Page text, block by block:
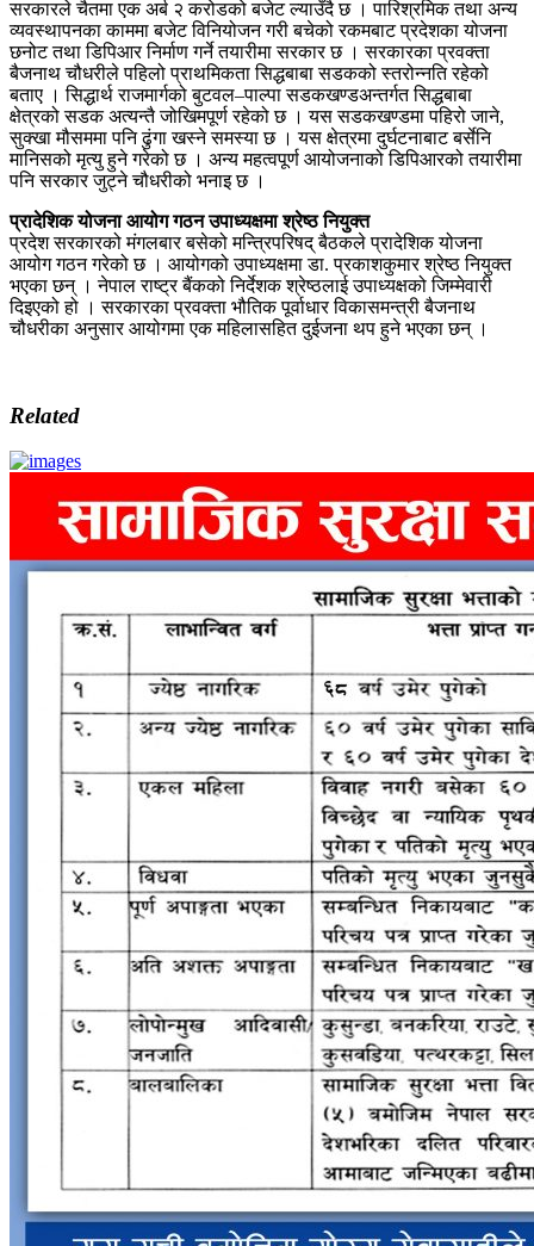
सरकारले चैतमा एक अर्ब २ करोडको बजेट ल्याउँदै छ । पारिश्रमिक तथा अन्य
व्यवस्थापनका काममा बजेट विनियोजन गरी बचेको रकमबाट प्रदेशका योजना
छनोट तथा डिपिआर निर्माण गर्ने तयारीमा सरकार छ । सरकारका प्रवक्ता
बैजनाथ चौधरीले पहिलो प्राथमिकता सिद्धबाबा सडकको स्तरोन्नति रहेको
बताए । सिद्धार्थ राजमार्गको बुटवल–पाल्पा सडकखण्डअन्तर्गत सिद्धबाबा
क्षेत्रको सडक अत्यन्तै जोखिमपूर्ण रहेको छ । यस सडकखण्डमा पहिरो जाने,
सुक्खा मौसममा पनि ढुंगा खस्ने समस्या छ । यस क्षेत्रमा दुर्घटनाबाट बर्सेनि
मानिसको मृत्यु हुने गरेको छ । अन्य महत्वपूर्ण आयोजनाको डिपिआरको तयारीमा
पनि सरकार जुट्ने चौधरीको भनाइ छ ।
प्रादेशिक योजना आयोग गठन उपाध्यक्षमा श्रेष्ठ नियुक्त
प्रदेश सरकारको मंगलबार बसेको मन्त्रिपरिषद् बैठकले प्रादेशिक योजना
आयोग गठन गरेको छ । आयोगको उपाध्यक्षमा डा. प्रकाशकुमार श्रेष्ठ नियुक्त
भएका छन् । नेपाल राष्ट्र बैंकको निर्देशक श्रेष्ठलाई उपाध्यक्षको जिम्मेवारी
दिइएको हो । सरकारका प्रवक्ता भौतिक पूर्वाधार विकासमन्त्री बैजनाथ
चौधरीका अनुसार आयोगमा एक महिलासहित दुईजना थप हुने भएका छन् ।
Related